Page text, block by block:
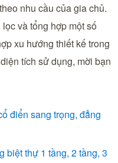
nhu cầu của gia chủ.
và tổng hợp một số
xu hướng thiết kế trong
tích sử dụng, mời bạn
điển sang trọng, đẳng
biệt thự 1 tầng, 2 tầng, 3